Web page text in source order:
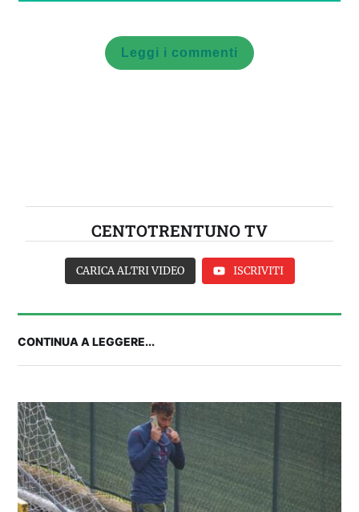
Leggi i commenti
CENTOTRENTUNO TV
Balliana: “Firmare con la Bora è come andare al
Real Madrid. Ora obiettivo Lunigiana”
CARICA ALTRI VIDEO ISCRIVITI
CONTINUA A LEGGERE...